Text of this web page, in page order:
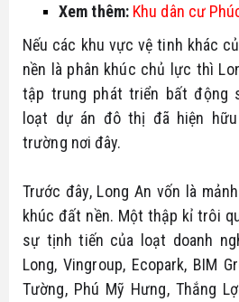
Xem thêm: Khu dân cư
Nếu các khu vực vệ tinh khác
nền là phân khúc chủ lực thì
tập trung phát triển bất động
loạt dự án đô thị đã hiện
trường nơi đây.
Trước đây, Long An vốn là
khúc đất nền. Một thập kỉ trôi
sự tịnh tiến của loạt doanh
Long, Vingroup, Ecopark, BIM
Tường, Phú Mỹ Hưng, Thắng